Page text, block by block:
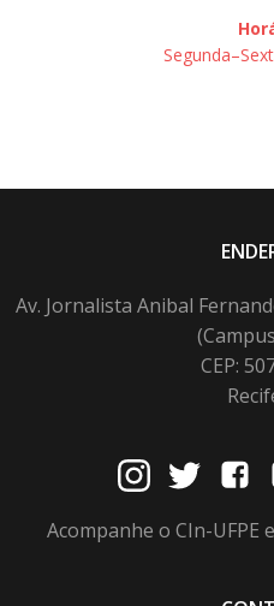
Av. Jornalista Anibal
CEP:
Acompanhe o CIn-UFPE